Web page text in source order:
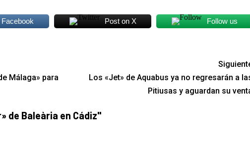
Post on X Follow us
Málaga» para
Los «Jet» de Aquabus ya no regresarán a
Pitiusas y aguardan su
de Baleària en Cádiz"